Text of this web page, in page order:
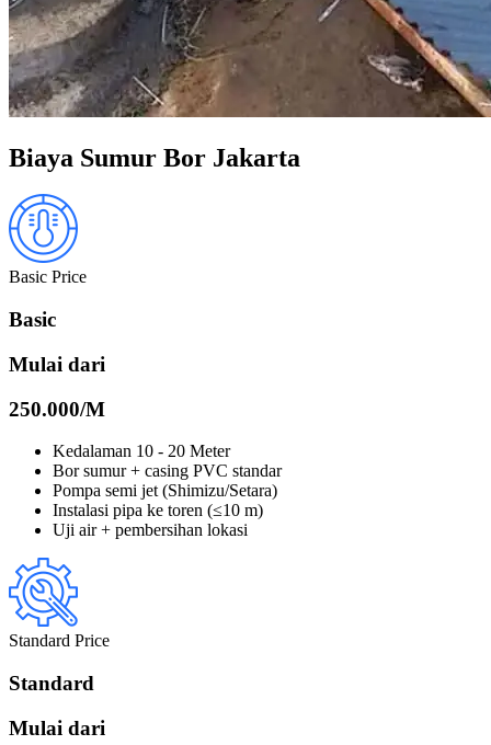
Biaya Sumur Bor Jakarta
Basic Price
Basic
Mulai dari
250.000/M
Kedalaman 10 - 20 Meter
Bor sumur + casing PVC standar
Pompa semi jet (Shimizu/Setara)
Instalasi pipa ke toren (≤10 m)
Uji air + pembersihan lokasi
Standard Price
Standard
Mulai dari